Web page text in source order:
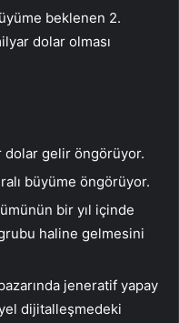
beklenen 2.
dolar olması
dolar gelir öngörüyor.
büyüme öngörüyor.
bir yıl içinde
haline gelmesini
jeneratif yapay
dijitalleşmedeki